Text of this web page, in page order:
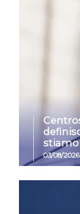
stiamo
03/08/2026